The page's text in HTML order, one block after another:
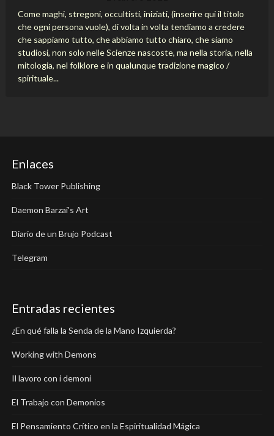
Come maghi, stregoni, occultisti, iniziati, (inserire qui il titolo
che ogni persona vuole), di volta in volta tendiamo a credere
che sappiamo tutto, che abbiamo tutto chiaro, che siamo
studiosi, non solo nelle Scienze nascoste, ma nella storia, nella
mitologia, nel folklore e in qualunque tradizione magico /
spirituale...
Enlaces
Black Tower Publishing
Daemon Barzai's Art
Diario de un Brujo Podcast
Telegram
Entradas recientes
¿En qué falla la Senda de la Mano Izquierda?
Working with Demons
Il lavoro con i demoni
El Trabajo con Demonios
El Pensamiento Crítico en la Espiritualidad Mágica